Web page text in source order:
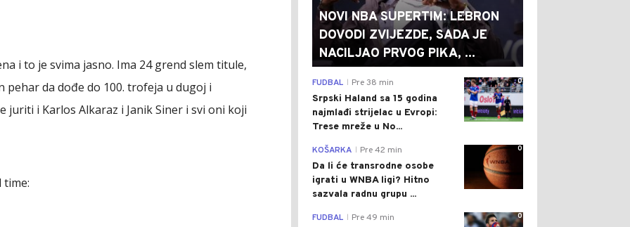
i to je svima jasno. Ima 24 grend slem titule,
pehar da dođe do 100. trofeja u dugoj i
i Karlos Alkaraz i Janik Siner i svi oni koji
time:
NOVI NBA SUPERTIM: LEBRON
DOVODI ZVIJEZDE, SADA JE
NACILJAO PRVOG PIKA, ...
0
FUDBAL Pre 38 min
Srpski Haland sa 15 godina
najmlađi strijelac u Evropi:
Trese mreže u No...
0
KOŠARKA Pre 42 min
Da li će transrodne osobe
igrati u WNBA ligi? Hitno
sazvala radnu grupu ...
0
FUDBAL Pre 49 min